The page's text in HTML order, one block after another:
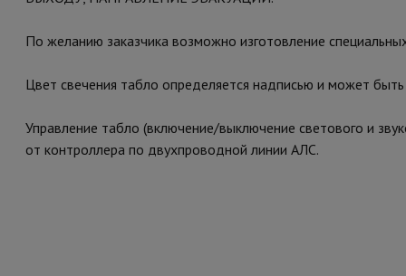
По желанию заказчика возможно изготовление
Цвет свечения табло определяется надписью и может
Управление табло (включение/выключение светового и
от контроллера по двухпроводной линии АЛС.